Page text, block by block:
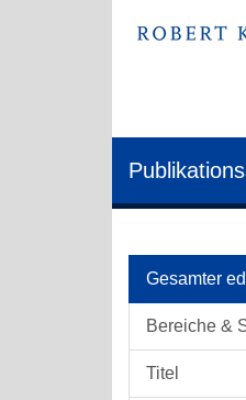
Gesamter
Bereiche &
Titel